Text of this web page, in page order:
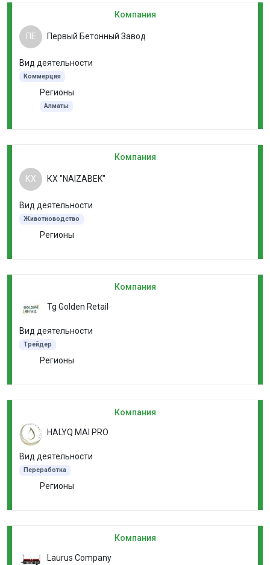
Компания
ПЕ Первый Бетонный Завод
Вид деятельности
Коммерция
Регионы
Алматы
Компания
КХ КХ "NAIZABEK"
Вид деятельности
Животноводство
Регионы
Компания
Tg Golden Retail
Вид деятельности
Трейдер
Регионы
Компания
HALYQ MAI PRO
Вид деятельности
Переработка
Регионы
Компания
Laurus Company